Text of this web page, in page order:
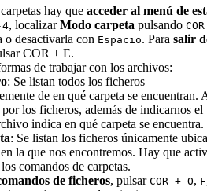
hay que acceder al menú de
4, localizarModo carpeta pulsando
o desactivarla con Espacio. Para salir
COR + E.
de trabajar con los archivos:
: Se listan todos los ficheros
de en qué carpeta se encuentran.
los ficheros, además de indicarnos el
indica en qué carpeta se encuentra.
: Se listan los ficheros únicamente
la que nos encontremos. Hay que
comandos de carpetas.
de ficheros, pulsar COR + O, F